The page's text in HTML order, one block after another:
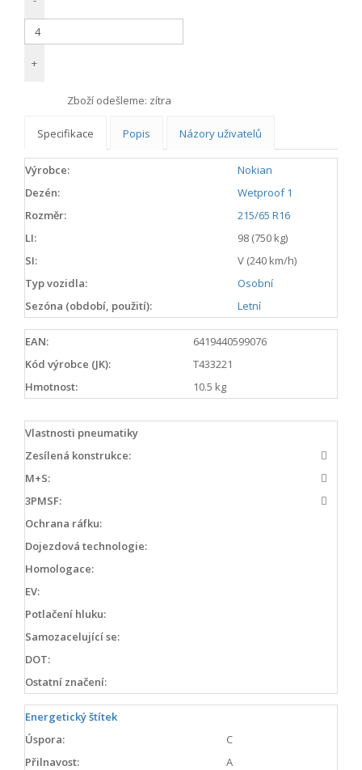
+
Zboží odešleme: zítra
Specifikace Popis Názory uživatelů
Výrobce:
Nokian
Dezén:
Wetproof 1
Rozměr:
215/65 R16
LI:
98 (750 kg)
SI:
V (240 km/h)
Typ vozidla:
Osobní
Sezóna (období, použití):
Letní
EAN:
6419440599076
Kód výrobce (JK):
T433221
Hmotnost:
10.5 kg
Vlastnosti pneumatiky
Zesílená konstrukce:
M+S:
3PMSF:
Ochrana ráfku:
Dojezdová technologie:
Homologace:
EV:
Potlačení hluku:
Samozacelující se:
DOT:
Ostatní značení:
Energetický štítek
Úspora:
C
Přilnavost:
A